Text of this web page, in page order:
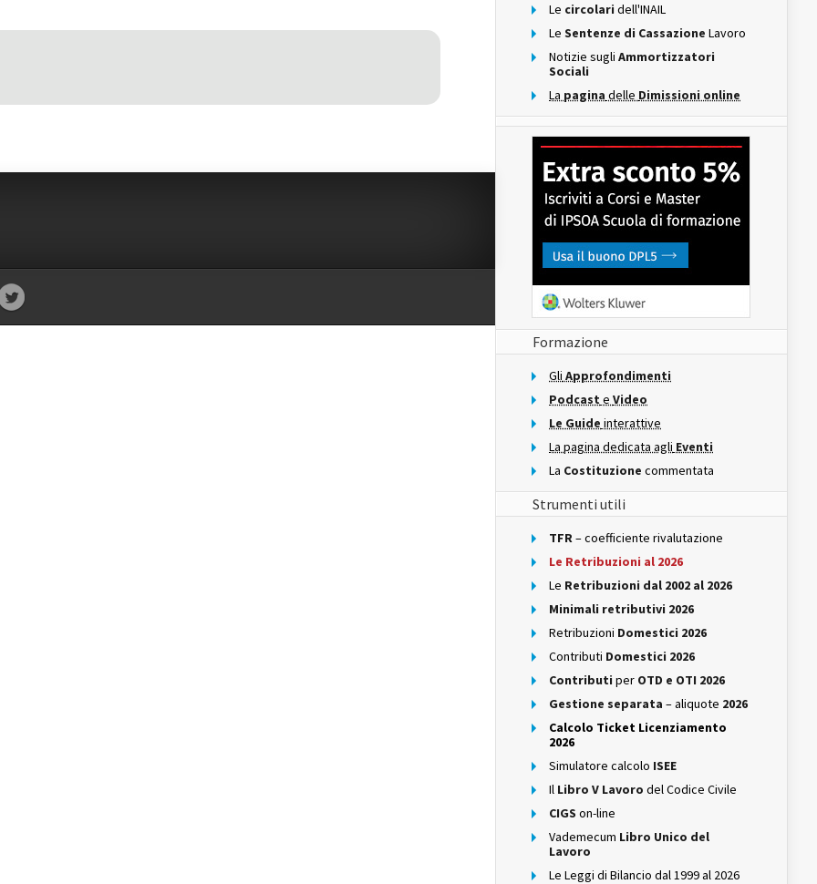
Le circolari dell'INAIL
Le Sentenze di Cassazione Lavoro
Notizie sugli Ammortizzatori
Sociali
La pagina delle Dimissioni online
Formazione
Gli Approfondimenti
Podcast e Video
Le Guide interattive
La pagina dedicata agli Eventi
La Costituzione commentata
Strumenti utili
TFR– coefficiente rivalutazione
Le Retribuzioni al 2026
Le Retribuzioni dal 2002 al 2026
Minimali retributivi 2026
Retribuzioni Domestici 2026
Contributi Domestici 2026
Contributi per OTD e OTI 2026
Gestione separata – aliquote 2026
Calcolo Ticket Licenziamento
2026
Simulatore calcolo ISEE
Il Libro V Lavoro del Codice Civile
CIGS on-line
Vademecum Libro Unico del
Lavoro
Le Leggi di Bilancio dal 1999 al 2026